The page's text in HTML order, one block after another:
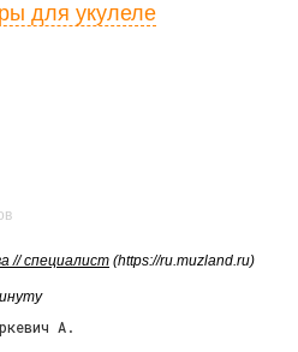
// специалист (https://ru.muzland.ru)
А.
для укулеле